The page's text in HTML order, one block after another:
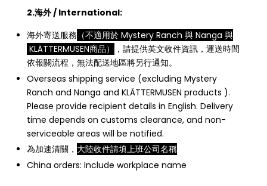
2.海外 / International:
海外寄送服務 （不適用於 Mystery Ranch 與 Nanga 與
KLÄTTERMUSEN商品）
，請提供英文收件資訊，運送時間
依報關流程，無法配送地區將另行通知。
Overseas shipping service (excluding Mystery
Ranch and Nanga and KLÄTTERMUSEN products ).
Please provide recipient details in English. Delivery
time depends on customs clearance, and non-
serviceable areas will be notified.
為加速清關， 大陸收件請填上班公司名稱
China orders: Include workplace name